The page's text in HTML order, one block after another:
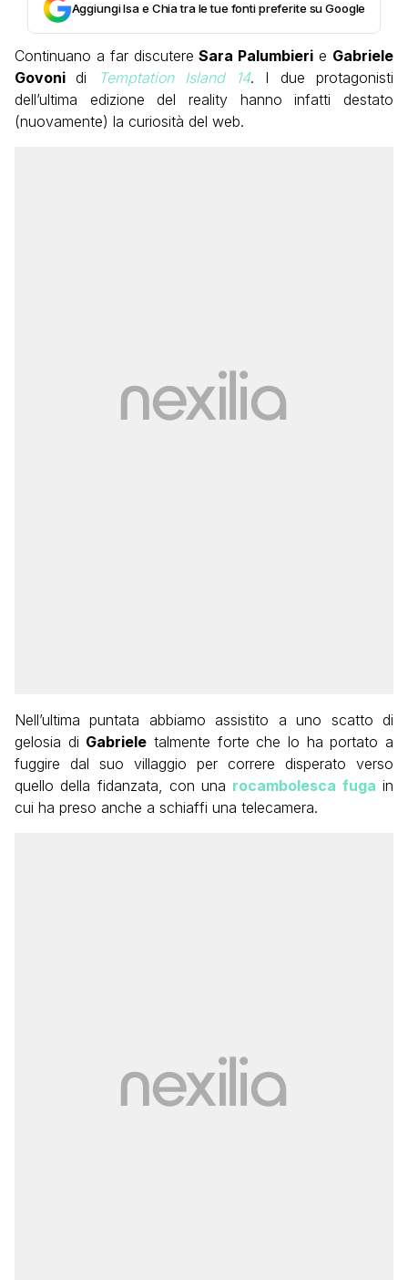
Aggiungi Isa e Chia tra le tue fonti preferite su Google
Continuano a far discutereSara Palumbieri e Gabriele
Govonidi Temptation Island 14. I due protagonisti
dell’ultima edizione del reality hanno infatti destato
(nuovamente) la curiosità del web.
Nell’ultima puntata abbiamo assistito a uno scatto di
gelosia di Gabriele talmente forte che lo ha portato a
fuggire dal suo villaggio per correre disperato verso
quello della fidanzata, con una rocambolesca fuga in
cui ha preso anche a schiaffi una telecamera.